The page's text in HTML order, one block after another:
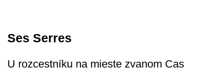
Ses Serres
U rozcestníku na mieste zvanom Cas